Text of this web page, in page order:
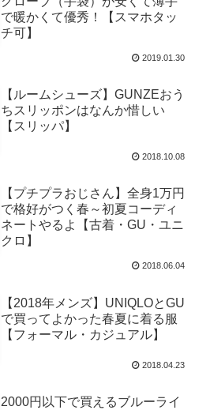
で暖かくて優秀！【スマホタッ
チ可】
2019.01.30
【ルームシューズ】GUNZEおう
ちスリッポンはなんか惜しい
【スリッパ】
2018.10.08
【プチプラおじさん】全身1万円
で格好がつく春～初夏コーディ
ネートやるよ【古着・GU・ユニ
クロ】
2018.06.04
【2018年メンズ】UNIQLOとGU
で買ってよかった春夏に着る服
【フォーマル・カジュアル】
2018.04.23
2000円以下で買えるブルーライ